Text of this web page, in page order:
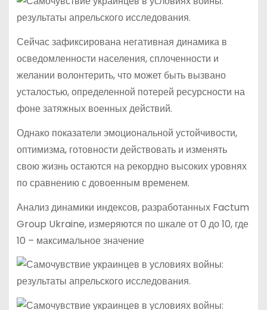
Сейчас зафиксирована негативная динамика в
осведомленности населения, сплоченности и
желании волонтерить, что может быть вызвано
усталостью, определенной потерей ресурсности на
фоне затяжных военных действий.
Однако показатели эмоциональной устойчивости,
оптимизма, готовности действовать и изменять
свою жизнь остаются на рекордно высоких уровнях
по сравнению с довоенным временем.
Анализ динамики индексов, разработанных Factum
Group Ukraine, измеряются по шкале от 0 до 10, где
10 – максимальное значение